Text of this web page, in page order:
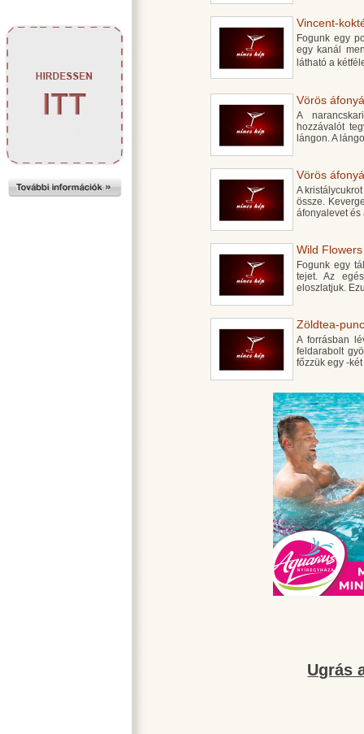
Vincent-
Fogunk egy
egy kanál
látható a
Vörös
A
hozzávalót
lángon. A
Vörös
A
össze.
áfonyalevet és
Wild
Fogunk egy
tejet. Az
eloszlatjuk.
Zöldtea-
A forrásban
feldarabolt
főzzük egy -
Ugrás